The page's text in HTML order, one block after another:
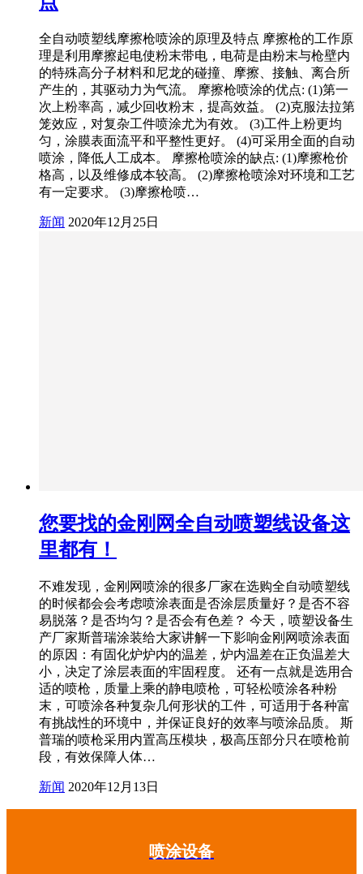
全自动喷塑线摩擦枪喷涂的原理及特点 摩擦枪的工作原
理是利用摩擦起电使粉末带电，电荷是由粉末与枪壁内
的特殊高分子材料和尼龙的碰撞、摩擦、接触、离合所
产生的，其驱动力为气流。 摩擦枪喷涂的优点: (1)第一
次上粉率高，减少回收粉末，提高效益。 (2)克服法拉第
笼效应，对复杂工件喷涂尤为有效。 (3)工件上粉更均
匀，涂膜表面流平和平整性更好。 (4)可采用全面的自动
喷涂，降低人工成本。 摩擦枪喷涂的缺点: (1)摩擦枪价
格高，以及维修成本较高。 (2)摩擦枪喷涂对环境和工艺
有一定要求。 (3)摩擦枪喷…
新闻 2020年12月25日
您要找的金刚网全自动喷塑线设备这
里都有！
不难发现，金刚网喷涂的很多厂家在选购全自动喷塑线
的时候都会会考虑喷涂表面是否涂层质量好？是否不容
易脱落？是否均匀？是否会有色差？ 今天，喷塑设备生
产厂家斯普瑞涂装给大家讲解一下影响金刚网喷涂表面
的原因：有固化炉炉内的温差，炉内温差在正负温差大
小，决定了涂层表面的牢固程度。 还有一点就是选用合
适的喷枪，质量上乘的静电喷枪，可轻松喷涂各种粉
末，可喷涂各种复杂几何形状的工件，可适用于各种富
有挑战性的环境中，并保证良好的效率与喷涂品质。 斯
普瑞的喷枪采用内置高压模块，极高压部分只在喷枪前
段，有效保障人体…
新闻 2020年12月13日
喷涂设备